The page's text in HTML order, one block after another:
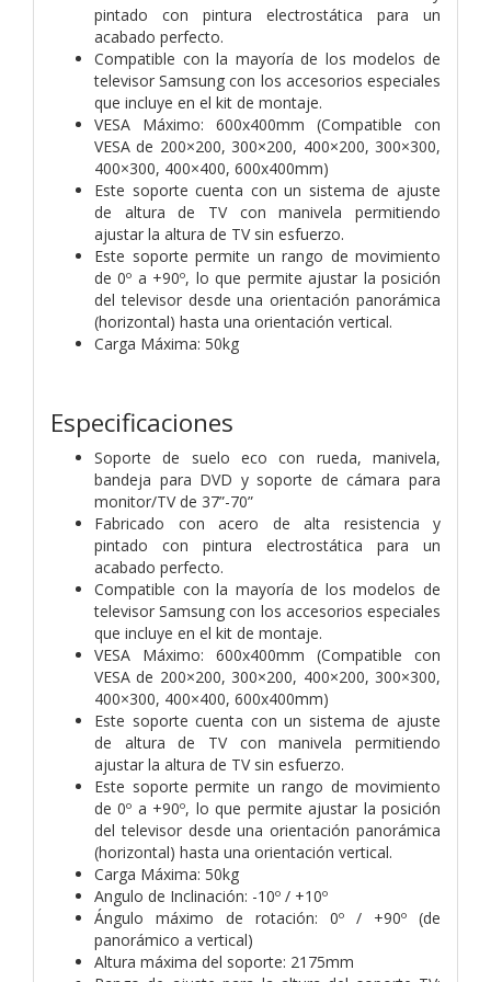
pintado con pintura electrostática para un
acabado perfecto.
Compatible con la mayoría de los modelos de
televisor Samsung con los accesorios especiales
que incluye en el kit de montaje.
VESA Máximo: 600x400mm (Compatible con
VESA de 200×200, 300×200, 400×200, 300×300,
400×300, 400×400, 600x400mm)
Este soporte cuenta con un sistema de ajuste
de altura de TV con manivela permitiendo
ajustar la altura de TV sin esfuerzo.
Este soporte permite un rango de movimiento
de 0º a +90º, lo que permite ajustar la posición
del televisor desde una orientación panorámica
(horizontal) hasta una orientación vertical.
Carga Máxima: 50kg
Especificaciones
Soporte de suelo eco con rueda, manivela,
bandeja para DVD y soporte de cámara para
monitor/TV de 37”-70”
Fabricado con acero de alta resistencia y
pintado con pintura electrostática para un
acabado perfecto.
Compatible con la mayoría de los modelos de
televisor Samsung con los accesorios especiales
que incluye en el kit de montaje.
VESA Máximo: 600x400mm (Compatible con
VESA de 200×200, 300×200, 400×200, 300×300,
400×300, 400×400, 600x400mm)
Este soporte cuenta con un sistema de ajuste
de altura de TV con manivela permitiendo
ajustar la altura de TV sin esfuerzo.
Este soporte permite un rango de movimiento
de 0º a +90º, lo que permite ajustar la posición
del televisor desde una orientación panorámica
(horizontal) hasta una orientación vertical.
Carga Máxima: 50kg
Angulo de Inclinación: -10º / +10º
Ángulo máximo de rotación: 0º / +90º (de
panorámico a vertical)
Altura máxima del soporte: 2175mm